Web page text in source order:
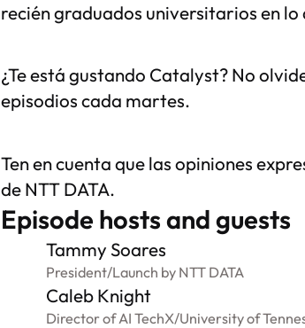
recién graduados universitarios en
¿Te está gustando Catalyst? No
episodios cada martes.
Ten en cuenta que las opiniones
de NTT DATA.
Episode hosts and guests
Tammy Soares
President/Launch by NTT DATA
Caleb Knight
Director of AI TechX/University of